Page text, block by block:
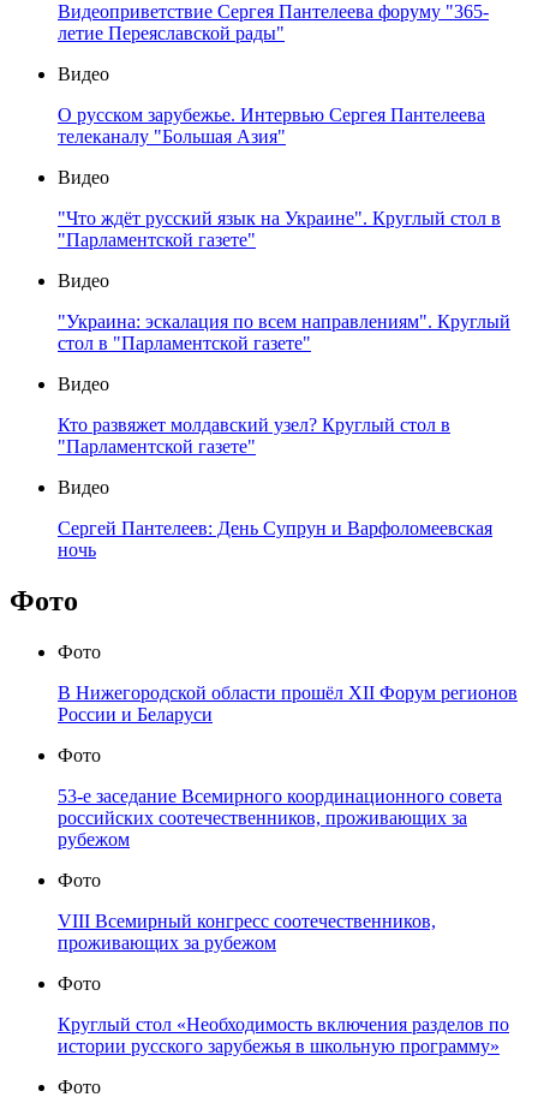
Видеоприветствие Сергея Пантелеева форуму "365-
летие Переяславской рады"
Видео
О русском зарубежье. Интервью Сергея Пантелеева
телеканалу "Большая Азия"
Видео
"Что ждёт русский язык на Украине". Круглый стол в
"Парламентской газете"
Видео
"Украина: эскалация по всем направлениям". Круглый
стол в "Парламентской газете"
Видео
Кто развяжет молдавский узел? Круглый стол в
"Парламентской газете"
Видео
Сергей Пантелеев: День Супрун и Варфоломеевская
ночь
Фото
Фото
В Нижегородской области прошёл XII Форум регионов
России и Беларуси
Фото
53-е заседание Всемирного координационного совета
российских соотечественников, проживающих за
рубежом
Фото
VIII Всемирный конгресс соотечественников,
проживающих за рубежом
Фото
Круглый стол «Необходимость включения разделов по
истории русского зарубежья в школьную программу»
Фото